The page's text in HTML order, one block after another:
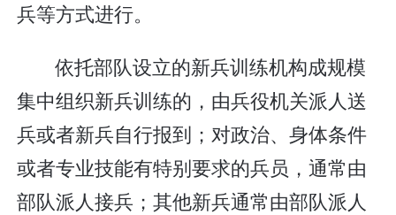
兵等方式进行。
依托部队设立的新兵训练机构成规模
集中组织新兵训练的，由兵役机关派人送
兵或者新兵自行报到；对政治、身体条件
或者专业技能有特别要求的兵员，通常由
部队派人接兵；其他新兵通常由部队派人